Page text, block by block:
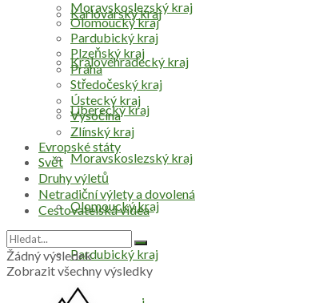
Karlovarský kraj
Královéhradecký kraj
Liberecký kraj
Moravskoslezský kraj
Olomoucký kraj
Pardubický kraj
Moravskoslezský kraj
Olomoucký kraj
Pardubický kraj
Plzeňský kraj
Praha
Středočeský kraj
Ústecký kraj
Vysočina
Zlínský kraj
Evropské státy
Svět
Druhy výletů
Netradiční výlety a dovolená
Cestovatelská videa
Žádný výsledek
Zobrazit všechny výsledky